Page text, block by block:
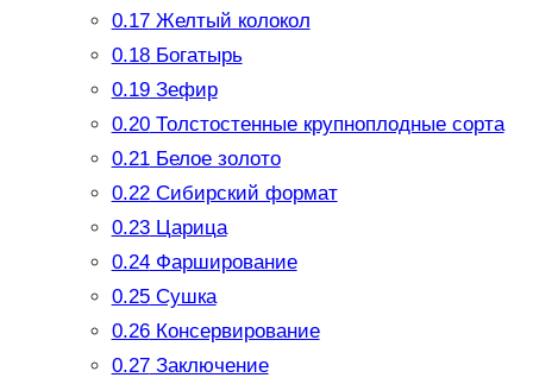
0.17Желтый колокол
0.18Богатырь
0.19Зефир
0.20Толстостенные крупноплодные сорта
0.21Белое золото
0.22Сибирский формат
0.23Царица
0.24Фарширование
0.25Сушка
0.26Консервирование
0.27Заключение